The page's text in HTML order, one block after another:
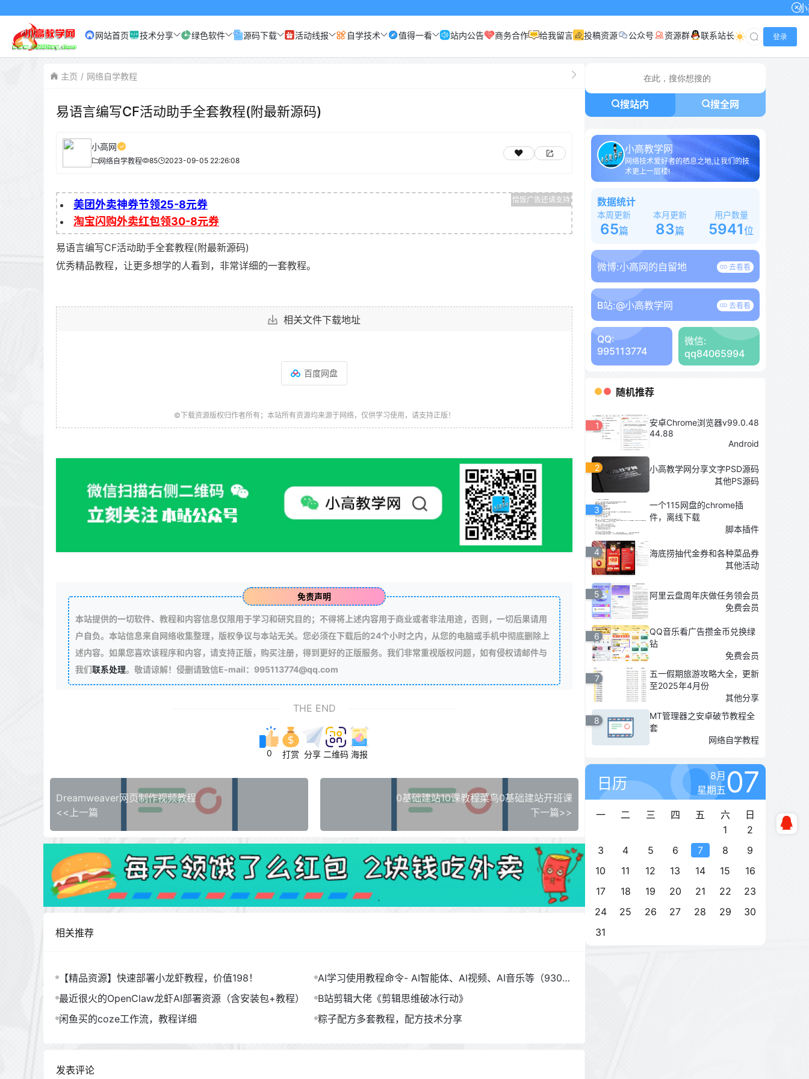
小高网已
网站首页 技术分享 绿色软件 源码下载 活动线报 自学技术 值得一看 站内公告 商务合作 给我留言 投稿资源 公众号 资源群 联系站长 登录
主页 网络自学教程
易语言编写CF活动助手全套教程(附最新源码)
小高网
网络自学教程 85 2023-09-05 22:26:08
美团外卖神券节领25-8元券
淘宝闪购外卖红包领30-8元券
易语言编写CF活动助手全套教程(附最新源码)
优秀精品教程，让更多想学的人看到，非常详细的一套教程。
相关文件下载地址
百度网盘
©下载资源版权归作者所有；本站所有资源均来源于网络，仅供学习使用，请支持正版！
免责声明
本站提供的一切软件、教程和内容信息仅限用于学习和研究目的；不得将上述内容用于商业或者非法用途，否则，一切后果请用
户自负。本站信息来自网络收集整理，版权争议与本站无关。您必须在下载后的24个小时之内，从您的电脑或手机中彻底删除上
述内容。如果您喜欢该程序和内容，请支持正版，购买注册，得到更好的正版服务。我们非常重视版权问题，如有侵权请邮件与
我们联系处理。敬请谅解！侵删请致信E-mail：995113774@qq.com
THE END
0 打赏 分享 二维码 海报
Dreamweaver网页制作视频教程
<<上一篇
0基础建站10课教程菜鸟0基础建站开班课
下一篇>>
相关推荐
【精品资源】快速部署小龙虾教程，价值198！
AI学习使用教程命令- AI智能体、AI视频、AI音乐等（930G
B）
最近很火的OpenClaw龙虾AI部署资源（含安装包+教程）
B站剪辑大佬《剪辑思维破冰行动》
闲鱼买的coze工作流，教程详细
粽子配方多套教程，配方技术分享
发表评论
搜站内 搜全网
小高教学网
网络技术爱好者的栖息之地,让我们的技
术更上一层楼!
数据统计
本周更新
65篇
本月更新
83篇
用户数量
5941位
微博:小高网的自留地 去看看
B站:@小高教学网 去看看
QQ:
995113774
微信:
qq84065994
随机推荐
1
安卓Chrome浏览器v99.0.48
44.88
Android
2
小高教学网分享文字PSD源码
其他PS源码
3
一个115网盘的chrome插
件，离线下载
脚本插件
4
海底捞抽代金券和各种菜品券
其他活动
5
阿里云盘周年庆做任务领会员
免费会员
6
QQ音乐看广告攒金币兑换绿
钻
免费会员
7
五一假期旅游攻略大全，更新
至2025年4月份
其他分享
8
MT管理器之安卓破节教程全
套
网络自学教程
日历
8月
星期五 07
一 二 三 四 五 六
日
1
2
3
4 5 6 7 8
9
10
11 12 13 14 15
16
17
18 19 20 21 22
23
24
25 26 27 28 29
30
31